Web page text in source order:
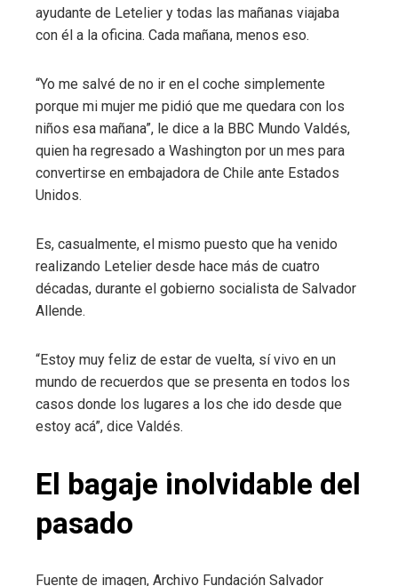
ayudante de Letelier y todas las mañanas viajaba
con él a la oficina. Cada mañana, menos eso.
“Yo me salvé de no ir en el coche simplemente
porque mi mujer me pidió que me quedara con los
niños esa mañana”, le dice a la BBC Mundo Valdés,
quien ha regresado a Washington por un mes para
convertirse en embajadora de Chile ante Estados
Unidos.
Es, casualmente, el mismo puesto que ha venido
realizando Letelier desde hace más de cuatro
décadas, durante el gobierno socialista de Salvador
Allende.
“Estoy muy feliz de estar de vuelta, sí vivo en un
mundo de recuerdos que se presenta en todos los
casos donde los lugares a los che ido desde que
estoy acá”, dice Valdés.
El bagaje inolvidable del
pasado
Fuente de imagen, Archivo Fundación Salvador